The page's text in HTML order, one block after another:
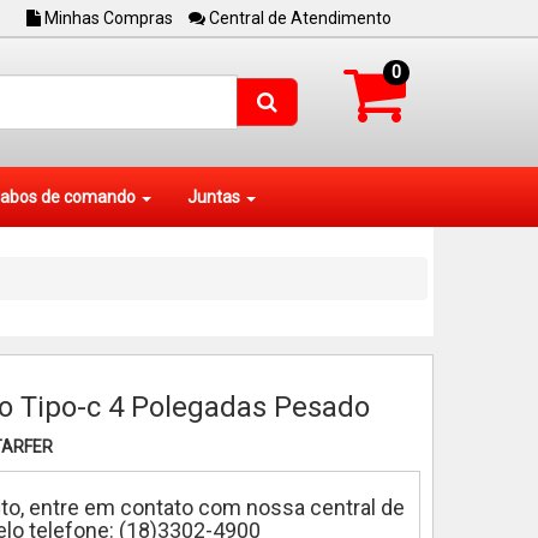
Minhas Compras Central de Atendimento
0
de comando Juntas
Tipo-c 4 Polegadas Pesado
entre em contato com nossa central de
telefone: (18)3302-4900